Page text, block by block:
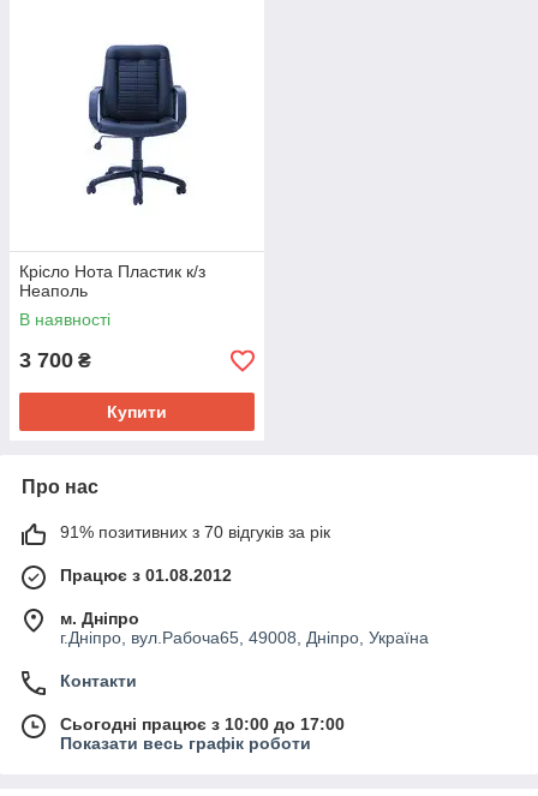
Крісло Нота Пластик к/з
Неаполь
В наявності
3 700 ₴
Купити
Про нас
91% позитивних з 70 відгуків за рік
Працює з 01.08.2012
м. Дніпро
г.Дніпро, вул.Рабоча65, 49008, Дніпро, Україна
Контакти
Сьогодні працює з 10:00 до 17:00
Показати весь графік роботи